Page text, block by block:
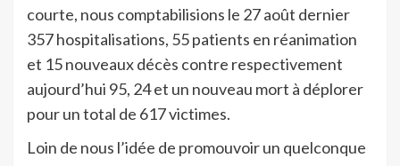
courte, nous comptabilisions le 27 août dernier
357 hospitalisations, 55 patients en réanimation
et 15 nouveaux décès contre respectivement
aujourd’hui 95, 24 et un nouveau mort à déplorer
pour un total de 617 victimes.
Loin de nous l’idée de promouvoir un quelconque